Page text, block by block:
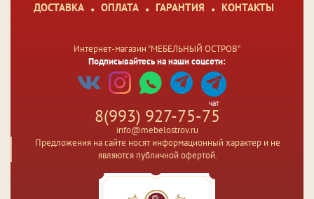
ДОСТАВКА ОПЛАТА ГАРАНТИЯ КОНТАКТЫ
Интернет-магазин "МЕБЕЛЬНЫЙ ОСТРОВ"
Подписывайтесь на наши соцсети:
чат
8(993) 927-75-75
info@mebelostrov.ru
Предложения на сайте носят информационный характер и не
являются публичной офертой.